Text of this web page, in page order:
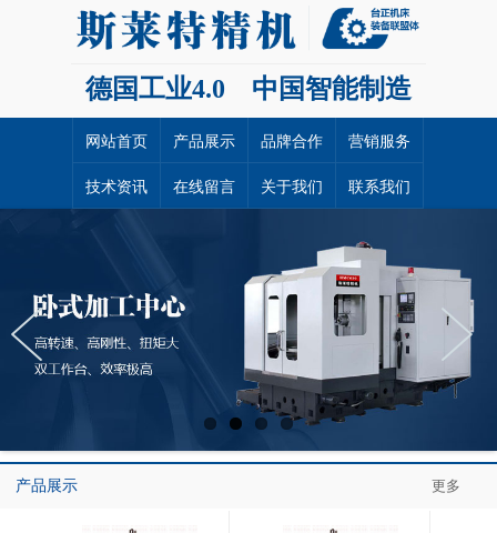
德国工业4.0 中国智能制造
网站首页 产品展示 品牌合作 营销服务
技术资讯 在线留言 关于我们 联系我们
产品展示 更多